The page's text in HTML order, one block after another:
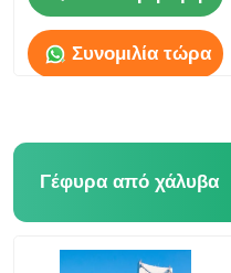
Συνομιλία τώρα
Γέφυρα από χάλυβα